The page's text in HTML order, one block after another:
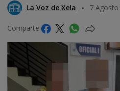
La Voz de Xela 7 Agosto
Comparte